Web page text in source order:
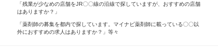
「残業が少なめの店舗をJR〇〇線の沿線で探していますが、おすすめの店舗
はありますか？」
「薬剤師の募集を都内で探しています。マイナビ薬剤師に載っている〇〇以
外におすすめの求人はありますか？」等々